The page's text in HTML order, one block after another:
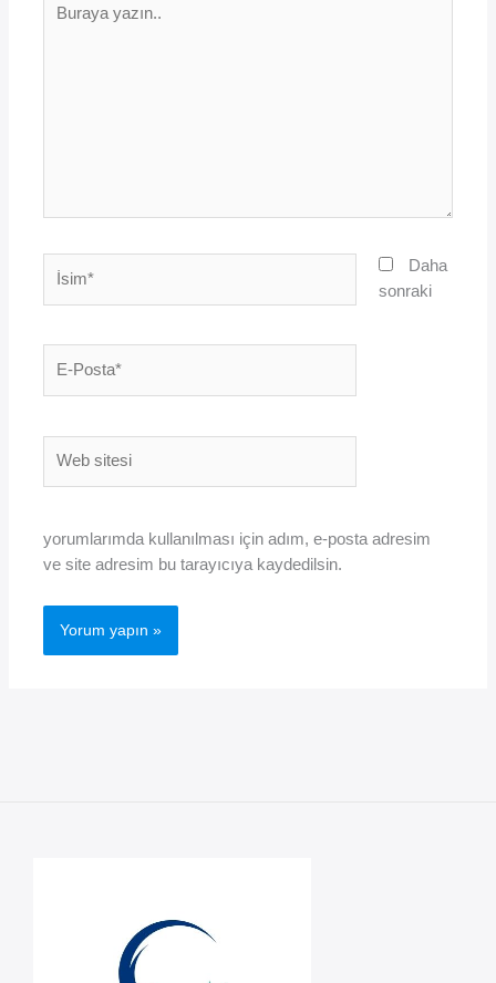
yazın..
Posta*
sitesi
Daha
sonraki
yorumlarımda kullanılması için adım, e-posta adresim
ve site adresim bu tarayıcıya kaydedilsin.